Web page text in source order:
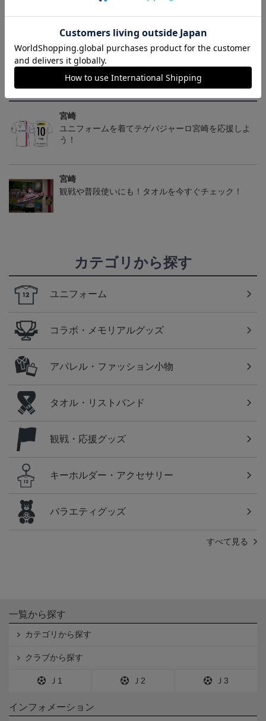
2021公式オーセンティッ
クユニフォーム GK2nd
14,600円～17,300円
2024オーセンティックユ
ニフォーム（GK1st）
15,600円～19,900円
2024オーセンティックユ
ニフォーム（FP1st）
トピックス
宮崎
ユニフォームを着てテゲバジャーロ宮崎を応援しよ
う！
宮崎
観戦や普段使いにも！タオルを今すぐチェック！
カテゴリから探す
ユニフォーム
コラボ・メモリアルグッズ
アパレル・ファッション小物
タオル・リストバンド
観戦・応援グッズ
キーホルダー・アクセサリー
バラエティグッズ
すべて見る
一覧から探す
カテゴリから探す
クラブから探す
Ｊ1 Ｊ2 Ｊ3
インフォメーション